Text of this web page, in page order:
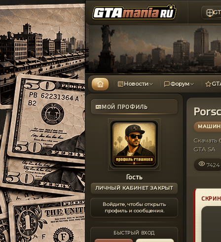
Новости Форум
МОЙ ПРОФИЛЬ
Гость
ЛИЧНЫЙ КАБИНЕТ ЗАКРЫТ
Войдите, чтобы открыть
профиль и сообщения.
БЫСТРЫЙ ВХОД
Скачать
GTA SA
7424